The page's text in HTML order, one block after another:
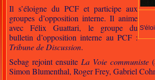
Il s’éloigne du PCF et participe aux
groupes d’opposition interne. Il anime
avec Félix Guattari, le groupe du
bulletin d’opposition interne au PCF :
Tribune de Discussion.
Sebag rejoint ensuiteLa Voie communiste
Simon Blumenthal, Roger Frey,Gabriel